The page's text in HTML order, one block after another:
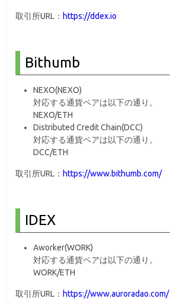
取引所URL： https://ddex.io
Bithumb
NEXO(NEXO)
対応する通貨ペアは以下の通り。
NEXO/ETH
Distributed Credit Chain(DCC)
対応する通貨ペアは以下の通り。
DCC/ETH
取引所URL： https://www.bithumb.com/
IDEX
Aworker(WORK)
対応する通貨ペアは以下の通り。
WORK/ETH
取引所URL： https://www.auroradao.com/